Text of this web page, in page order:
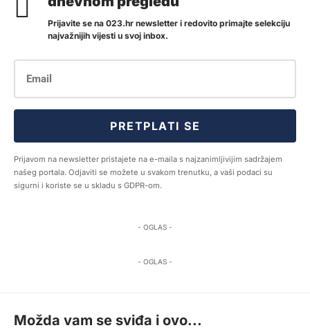
Prijavite se na 023.hr newsletter i redovito primajte selekciju
najvažnijih vijesti u svoj inbox.
PRETPLATI SE
Prijavom na newsletter pristajete na e-maila s najzanimljivijim sadržajem
našeg portala. Odjaviti se možete u svakom trenutku, a vaši podaci su
sigurni i koriste se u skladu s GDPR-om.
- OGLAS -
- OGLAS -
Možda vam se sviđa i ovo...